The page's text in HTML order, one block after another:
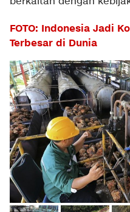
FOTO: Indonesia Jadi
Terbesar di Dunia